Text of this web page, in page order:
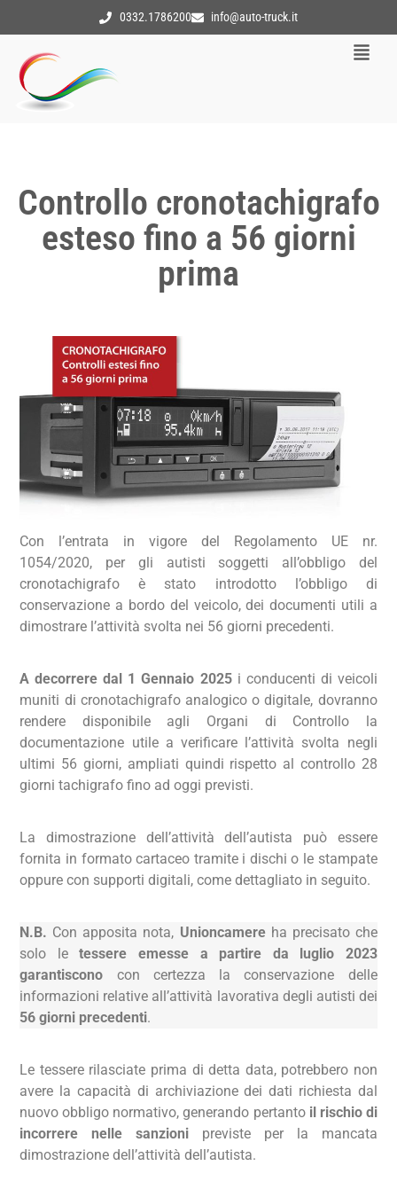
0332.1786200 info@auto-truck.it
Controllo cronotachigrafo
esteso fino a 56 giorni
prima
Con l’entrata in vigore del Regolamento UE nr.
1054/2020, per gli autisti soggetti all’obbligo del
cronotachigrafo è stato introdotto l’obbligo di
conservazione a bordo del veicolo, dei documenti utili a
dimostrare l’attività svolta nei 56 giorni precedenti.
A decorrere dal 1 Gennaio 2025i conducenti di veicoli
muniti di cronotachigrafo analogico o digitale, dovranno
rendere disponibile agli Organi di Controllo la
documentazione utile a verificare l’attività svolta negli
ultimi 56 giorni, ampliati quindi rispetto al controllo 28
giorni tachigrafo fino ad oggi previsti.
La dimostrazione dell’attività dell’autista può essere
fornita in formato cartaceo tramite i dischi o le stampate
oppure con supporti digitali, come dettagliato in seguito.
N.B. Con apposita nota, Unioncamereha precisato che
solo letessere emesse a partire da luglio 2023
garantiscono con certezza la conservazione delle
informazioni relative all’attività lavorativa degli autisti dei
56 giorni precedenti.
Le tessere rilasciate prima di detta data, potrebbero non
avere la capacità di archiviazione dei dati richiesta dal
nuovo obbligo normativo, generando pertanto il rischio di
incorrere nelle sanzioni previste per la mancata
dimostrazione dell’attività dell’autista.